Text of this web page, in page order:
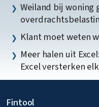
Weiland bij woning
Klant moet weten
Meer halen uit
Excel versterken
Fintool